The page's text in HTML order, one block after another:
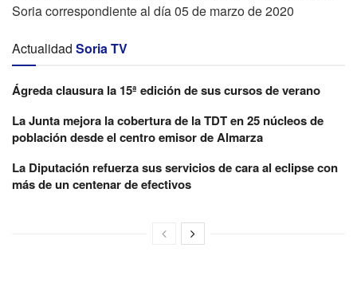
Soria correspondiente al día 05 de marzo de 2020
Actualidad Soria TV
Ágreda clausura la 15ª edición de sus cursos de verano
La Junta mejora la cobertura de la TDT en 25 núcleos de
población desde el centro emisor de Almarza
La Diputación refuerza sus servicios de cara al eclipse con
más de un centenar de efectivos